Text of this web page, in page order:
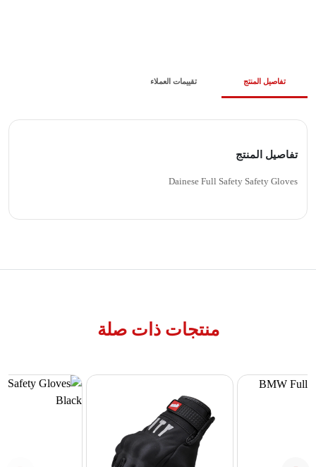
تفاصيل المنتج تقييمات العملاء
تفاصيل المنتج
Dainese Full Safety Safety Gloves
منتجات ذات صلة